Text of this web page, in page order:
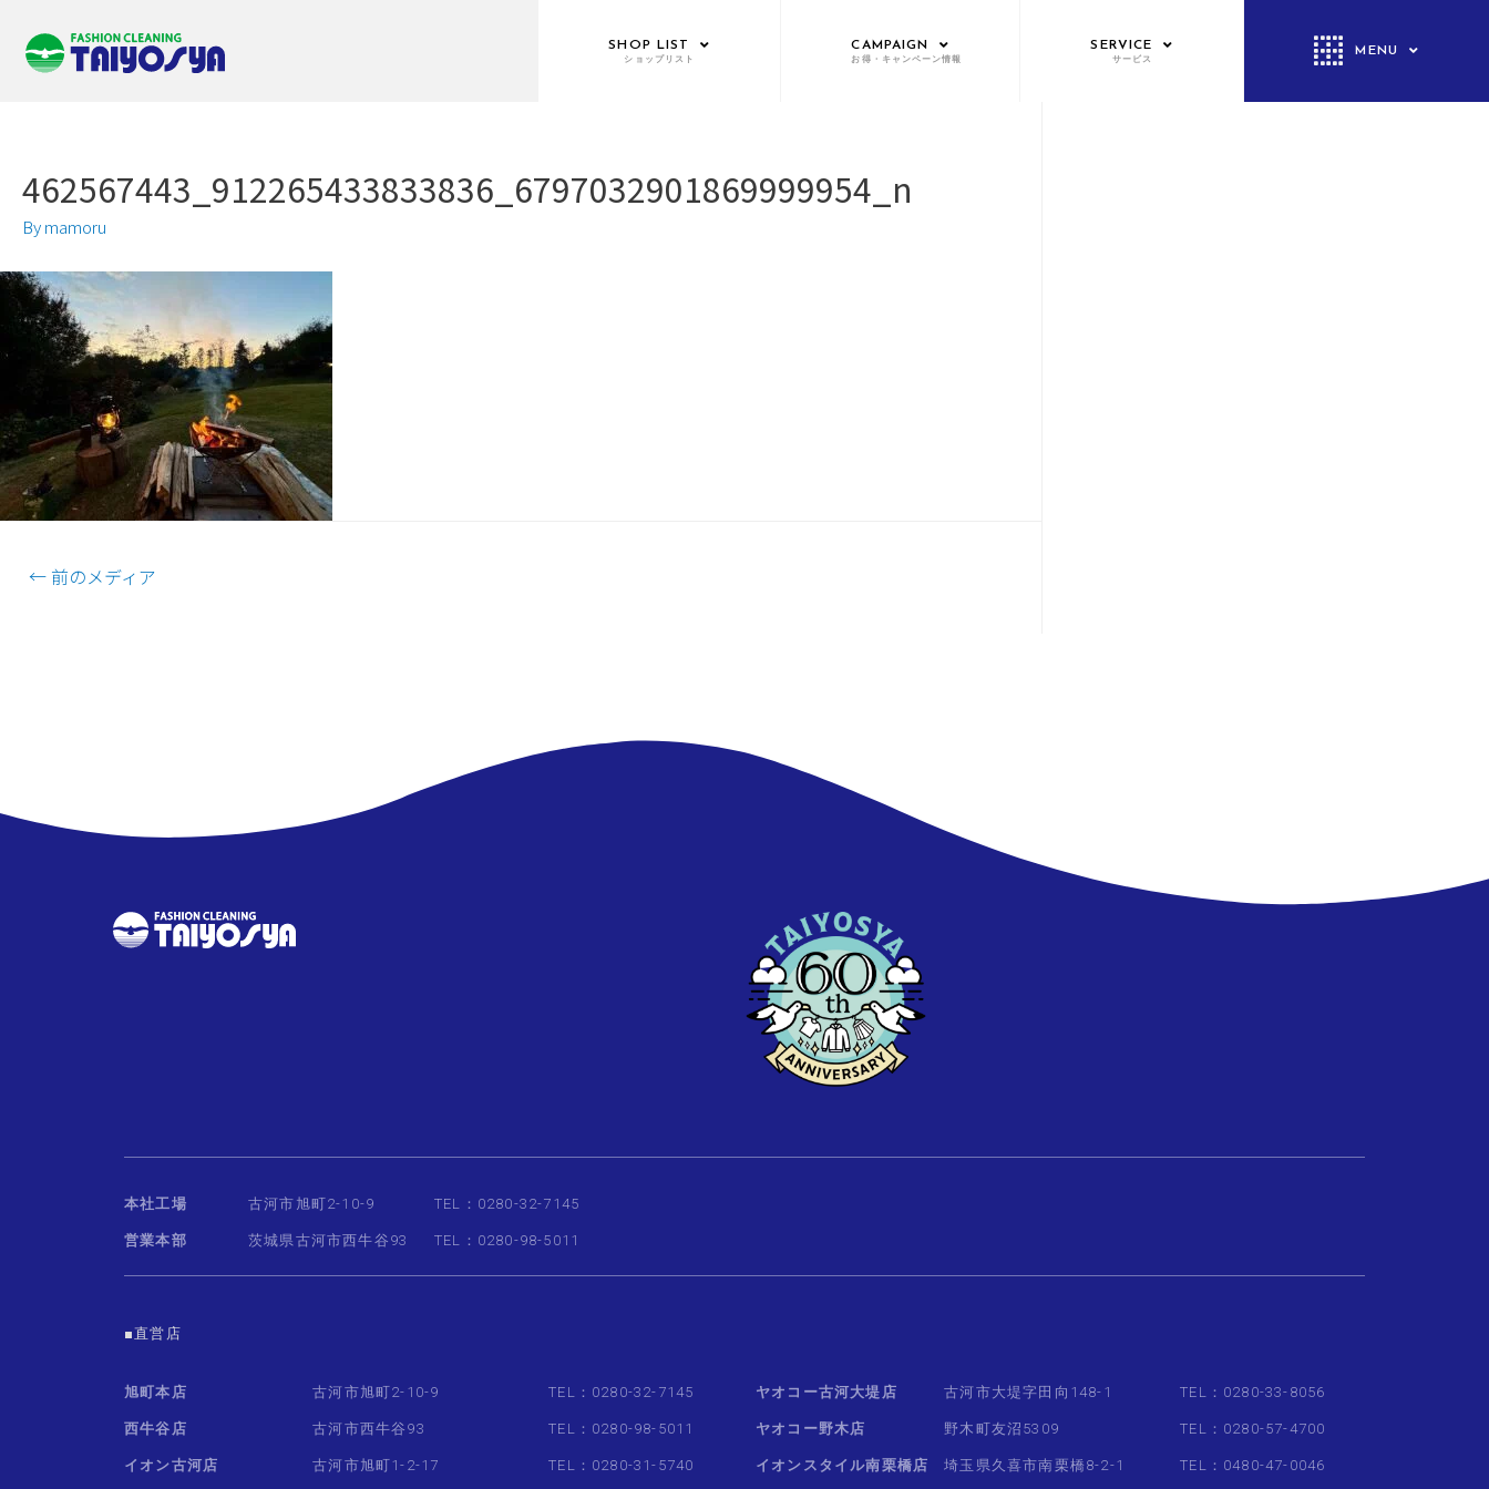
SHOP LIST
ショップリスト
CAMPAIGN
お得・キャンペーン情報
SERVICE
サービス MENU
462567443_912265433833836_6797032901869999954_n
Bymamoru
←前のメディア
本社工場 古河市旭町2-10-9 TEL：0280-32-7145
営業本部 茨城県古河市西牛谷93 TEL：0280-98-5011
■直営店
旭町本店 古河市旭町2-10-9 TEL：0280-32-7145
西牛谷店 古河市西牛谷93 TEL：0280-98-5011
イオン古河店 古河市旭町1-2-17 TEL：0280-31-5740
ヤオコー古河大堤店 古河市大堤字田向148-1 TEL：0280-33-8056
ヤオコー野木店 野木町友沼5309 TEL：0280-57-4700
イオンスタイル南栗橋店 埼玉県久喜市南栗橋8-2-1 TEL：0480-47-0046